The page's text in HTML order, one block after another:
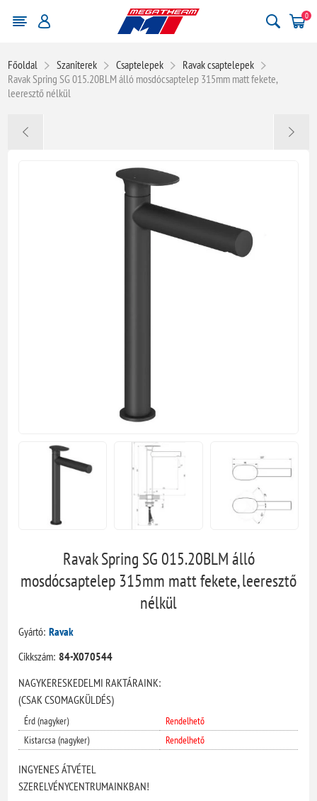
0
Főoldal Szaniterek Csaptelepek
Ravak csaptelepek
Ravak Spring SG 015.20BLM álló mosdócsaptelep 315mm matt fekete,
leeresztő nélkül
Ravak Spring SG 015.20BLM álló
mosdócsaptelep 315mm matt fekete, leeresztő
nélkül
Gyártó: Ravak
Cikkszám: 84-X070544
NAGYKERESKEDELMI RAKTÁRAINK:
(CSAK CSOMAGKÜLDÉS)
Érd (nagyker)
Rendelhető
Kistarcsa (nagyker)
Rendelhető
INGYENES ÁTVÉTEL
SZERELVÉNYCENTRUMAINKBAN!